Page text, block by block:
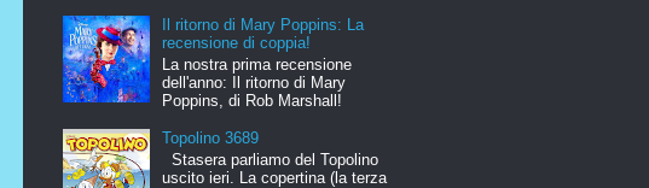
Il ritorno di Mary Poppins: La
recensione di coppia!
La nostra prima recensione
dell'anno: Il ritorno di Mary
Poppins, di Rob Marshall!
Topolino 3689
Stasera parliamo del Topolino
uscito ieri. La copertina (la terza